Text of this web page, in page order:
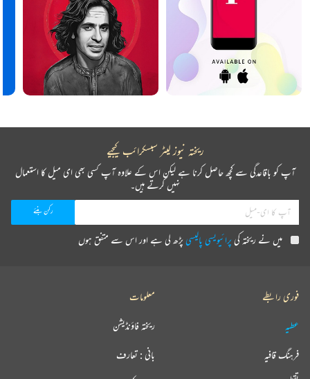
ریختہ نیوز لیٹر سبسکرائب کیجیے
آپ کو باقاعدگی سے کچھ حاصل کرنا ہے لیکن اس کے علاوہ آپ کسی بھی ای میل کا استعمال
نہیں کرتے ہیں۔
میں نے ریختہ کی پرائیویسی پالیسی پڑھ لی ہے اور اس سے متفق ہوں
فوری رابطے
عطیہ
فرہنگ قافیہ
معلومات
ریختہ فاؤنڈیشن
بانی : تعارف